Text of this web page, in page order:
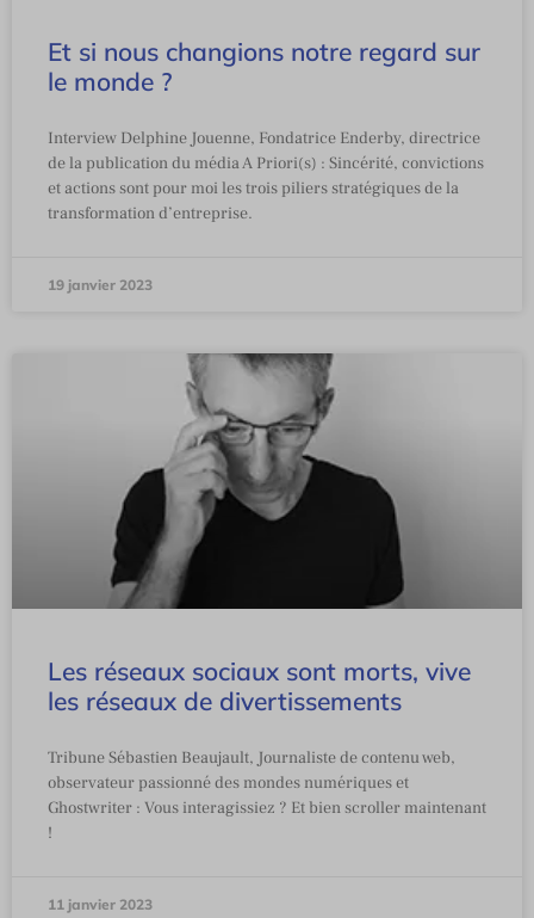
Et si nous changions notre regard sur
le monde ?
Interview Delphine Jouenne, Fondatrice Enderby, directrice
de la publication du média A Priori(s) : Sincérité, convictions
et actions sont pour moi les trois piliers stratégiques de la
transformation d’entreprise.
19 janvier 2023
Les réseaux sociaux sont morts, vive
les réseaux de divertissements
Tribune Sébastien Beaujault, Journaliste de contenu web,
observateur passionné des mondes numériques et
Ghostwriter : Vous interagissiez ? Et bien scroller maintenant
!
11 janvier 2023